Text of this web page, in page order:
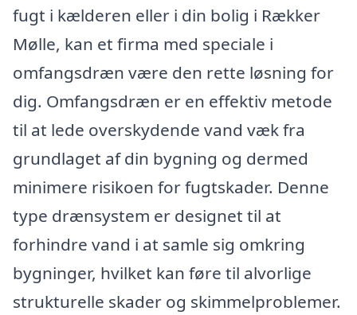
fugt i kælderen eller i din bolig i Rækker
Mølle, kan et firma med speciale i
omfangsdræn være den rette løsning for
dig. Omfangsdræn er en effektiv metode
til at lede overskydende vand væk fra
grundlaget af din bygning og dermed
minimere risikoen for fugtskader. Denne
type drænsystem er designet til at
forhindre vand i at samle sig omkring
bygninger, hvilket kan føre til alvorlige
strukturelle skader og skimmelproblemer.